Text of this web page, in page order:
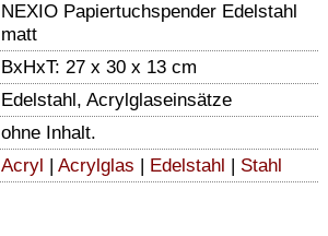
NEXIO Papiertuchspender Edelstahl
matt
BxHxT: 27 x 30 x 13 cm
Edelstahl, Acrylglaseinsätze
ohne Inhalt.
Acryl Acrylglas Edelstahl Stahl